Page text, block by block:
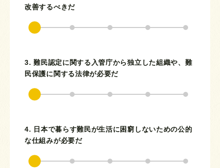
改善するべきだ
3. 難民認定に関する入管庁から独立した組織や、難
民保護に関する法律が必要だ
4. 日本で暮らす難民が生活に困窮しないための公的
な仕組みが必要だ